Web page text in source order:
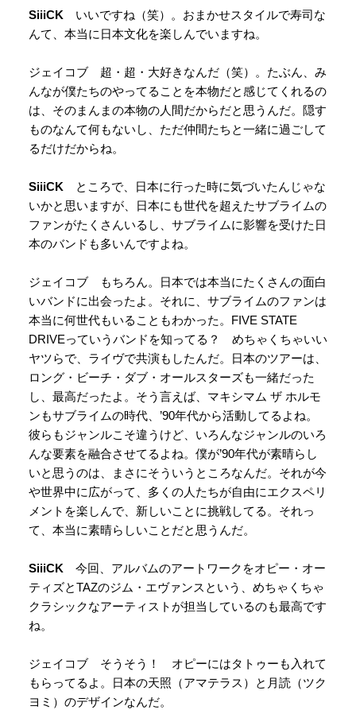
SiiiCK いいですね（笑）。おまかせスタイルで寿司な
んて、本当に日本文化を楽しんでいますね。
ジェイコブ 超・超・大好きなんだ（笑）。たぶん、み
んなが僕たちのやってることを本物だと感じてくれるの
は、そのまんまの本物の人間だからだと思うんだ。隠す
ものなんて何もないし、ただ仲間たちと一緒に過ごして
るだけだからね。
SiiiCK ところで、日本に行った時に気づいたんじゃな
いかと思いますが、日本にも世代を超えたサブライムの
ファンがたくさんいるし、サブライムに影響を受けた日
本のバンドも多いんですよね。
ジェイコブ もちろん。日本では本当にたくさんの面白
いバンドに出会ったよ。それに、サブライムのファンは
本当に何世代もいることもわかった。FIVE STATE
DRIVEっていうバンドを知ってる？ めちゃくちゃいい
ヤツらで、ライヴで共演もしたんだ。日本のツアーは、
ロング・ビーチ・ダブ・オールスターズも一緒だった
し、最高だったよ。そう言えば、マキシマム ザ ホルモ
ンもサブライムの時代、’90年代から活動してるよね。
彼らもジャンルこそ違うけど、いろんなジャンルのいろ
んな要素を融合させてるよね。僕が’90年代が素晴らし
いと思うのは、まさにそういうところなんだ。それが今
や世界中に広がって、多くの人たちが自由にエクスペリ
メントを楽しんで、新しいことに挑戦してる。それっ
て、本当に素晴らしいことだと思うんだ。
SiiiCK 今回、アルバムのアートワークをオピー・オー
ティズとTAZのジム・エヴァンスという、めちゃくちゃ
クラシックなアーティストが担当しているのも最高です
ね。
ジェイコブ そうそう！ オピーにはタトゥーも入れて
もらってるよ。日本の天照（アマテラス）と月読（ツク
ヨミ）のデザインなんだ。